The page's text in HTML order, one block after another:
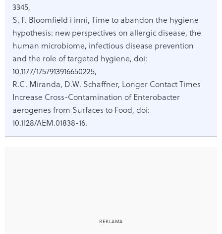
3345,
S. F. Bloomfield i inni, Time to abandon the hygiene
hypothesis: new perspectives on allergic disease, the
human microbiome, infectious disease prevention
and the role of targeted hygiene, doi:
10.1177/1757913916650225,
R.C. Miranda, D.W. Schaffner, Longer Contact Times
Increase Cross-Contamination of Enterobacter
aerogenes from Surfaces to Food, doi:
10.1128/AEM.01838-16.